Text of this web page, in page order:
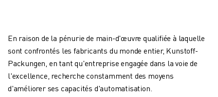
En raison de la pénurie de main-d'œuvre qualifiée à laquelle
sont confrontés les fabricants du monde entier, Kunstoff-
Packungen, en tant qu'entreprise engagée dans la voie de
l'excellence, recherche constamment des moyens
d'améliorer ses capacités d'automatisation.